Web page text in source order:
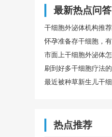
最新热点问答
热点推荐